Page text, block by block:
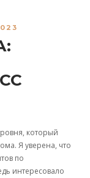
который
Я уверена, что
по
интересовало